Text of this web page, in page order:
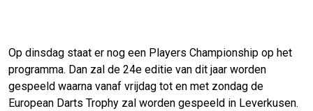
Op dinsdag staat er nog een Players Championship op het
programma. Dan zal de 24e editie van dit jaar worden
gespeeld waarna vanaf vrijdag tot en met zondag de
European Darts Trophy zal worden gespeeld in Leverkusen.